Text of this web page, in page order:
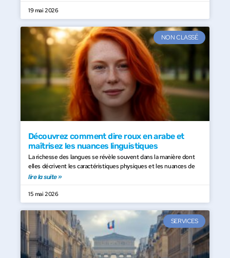
19 mai 2026
NON CLASSÉ
Découvrez comment dire roux en arabe et
maîtrisez les nuances linguistiques
La richesse des langues se révèle souvent dans la manière dont
elles décrivent les caractéristiques physiques et les nuances de
lire la suite »
15 mai 2026
SERVICES